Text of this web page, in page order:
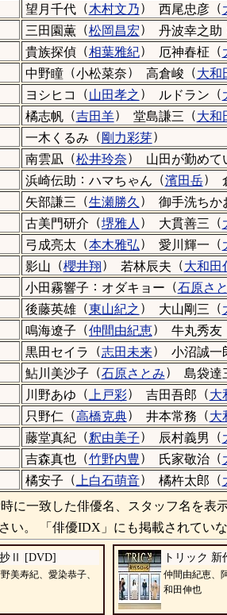
望月千代 （木村文乃） 西尾忠彦（
三田園薫（松岡昌宏） 丹波幸之助
貴族探偵（相葉雅紀） 厄神春柾（
中野瞳（小松菜奈） 高倉峻 （大和
ヨシヒコ （山田孝之 ） ルドラン （
橘志帆 （吉田羊） 堂島謙三 （大和
一木くるみ （ 剛力彩芽）
南雲凪 （松井玲奈）
浜崎伝助 ： ハマちゃん （濱田岳）
矢部謙三 （生瀬勝久 ） 御手洗ちか
古美門研介 （堺雅人 ） 大貫善三 （
弓成亮太 （本木雅弘） 愛川輝一 （
影山 （櫻井翔） 若林辰夫 （大和田
小田霧響子 ： オダキョー （石原さ
後藤英雄（東山紀之 ） 大山剛三 （
鳴海遼子 （仲間由紀恵） 牛丸秀友
黒田セイラ （志田未来） 小沼誠一
鮎川美沙子 （石原さとみ） 島袋達
川野あゆ （ 上戸彩） 吉田吾郎 （大
只野仁 （高橋克典） 井本常務 （大
藤堂真紀 （釈由美子） 辰村義男 （
吉森真也 （竹野内豊） 氏家敬治（
橘安子 （ 上白石萌音） 橘杵太郎 （
一致した俳優名、スタッフ名を表示
。 「俳優IDX」にも掲載されてい
抄Ⅱ [DVD]
美寿紀、愛染恭子、
トリック
仲間由紀恵、
和田伸也